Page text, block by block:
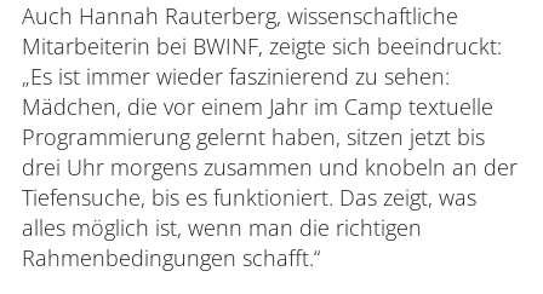
Auch Hannah Rauterberg, wissenschaftliche
Mitarbeiterin bei BWINF, zeigte sich beeindruckt:
„Es ist immer wieder faszinierend zu sehen:
Mädchen, die vor einem Jahr im Camp textuelle
Programmierung gelernt haben, sitzen jetzt bis
drei Uhr morgens zusammen und knobeln an der
Tiefensuche, bis es funktioniert. Das zeigt, was
alles möglich ist, wenn man die richtigen
Rahmenbedingungen schafft.“